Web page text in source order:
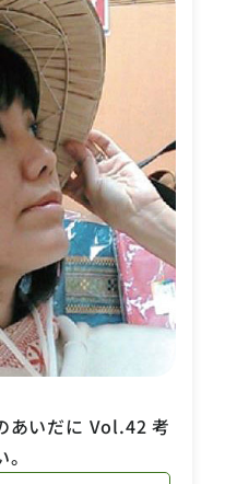
あいだに Vol.42 考